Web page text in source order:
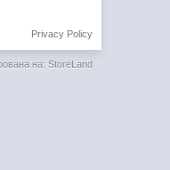
Privacy Policy
на: StoreLand